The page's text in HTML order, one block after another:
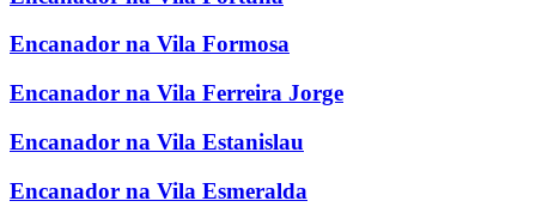
Encanador na Vila Formosa
Encanador na Vila Ferreira Jorge
Encanador na Vila Estanislau
Encanador na Vila Esmeralda